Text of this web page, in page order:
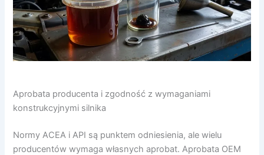
Aprobata producenta i zgodność z wymaganiami
konstrukcyjnymi silnika
Normy ACEA i API są punktem odniesienia, ale wielu
producentów wymaga własnych aprobat. Aprobata OEM